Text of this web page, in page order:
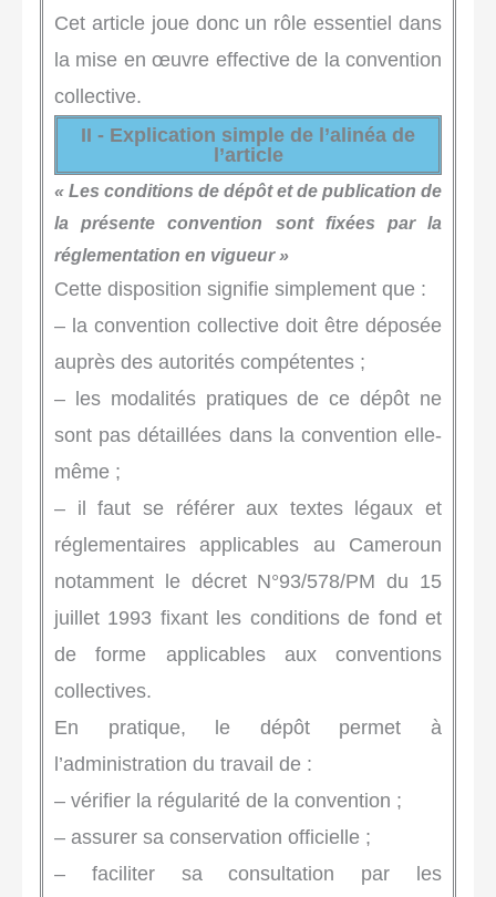
Cet article joue donc un rôle essentiel dans
la mise en œuvre effective de la convention
collective.
II - Explication simple de l’alinéa de
l’article
« Les conditions de dépôt et de publication de
la présente convention sont fixées par la
réglementation en vigueur »
Cette disposition signifie simplement que :
– la convention collective doit être déposée
auprès des autorités compétentes ;
– les modalités pratiques de ce dépôt ne
sont pas détaillées dans la convention elle-
même ;
– il faut se référer aux textes légaux et
réglementaires applicables au Cameroun
notamment le décret N°93/578/PM du 15
juillet 1993 fixant les conditions de fond et
de forme applicables aux conventions
collectives.
En pratique, le dépôt permet à
l’administration du travail de :
– vérifier la régularité de la convention ;
– assurer sa conservation officielle ;
– faciliter sa consultation par les